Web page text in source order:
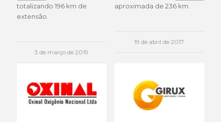
totalizando 196 km de
extensão.
3 de março de 2019
aproximada de 236 km.
19 de abril de 2017